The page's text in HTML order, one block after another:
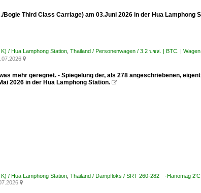
Bogie Third Class Carriage) am 03.Juni 2026 in der Hua Lamphong
/ Hua Lamphong Station Thailand / Personenwagen / 3.2 บชส. | BTC. |

mehr geregnet. - Spiegelung der, als 278 angeschriebenen,
2026 in der Hua Lamphong Station. 
/ Hua Lamphong Station Thailand / Dampfloks / SRT 260-282 ·Hanomag
